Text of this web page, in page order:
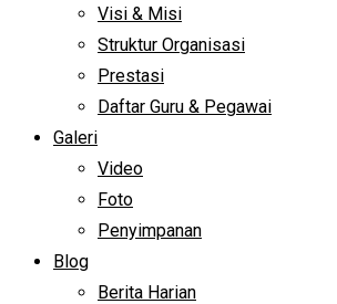
Visi & Misi
Struktur Organisasi
Prestasi
Daftar Guru & Pegawai
Galeri
Video
Foto
Penyimpanan
Blog
Berita Harian